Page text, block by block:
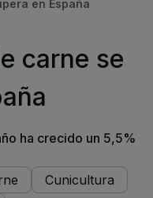
en España
carne se
ha crecido un 5,5%
Cunicultura